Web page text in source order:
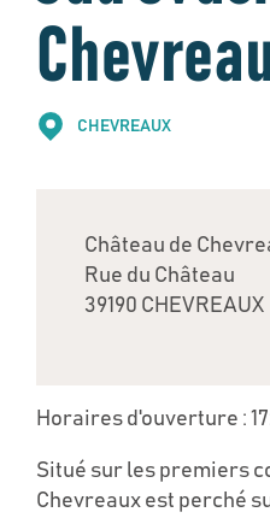
CHEVREAUX
Château de
Rue du Château
39190 CHEVREAUX
Horaires d'ouverture :
Situé sur les premiers
Chevreaux est perché